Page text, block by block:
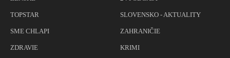
TOPSTAR
SME CHLAPI
ZDRAVIE
SLOVENSKO - AKTUALITY
ZAHRANIČIE
KRIMI